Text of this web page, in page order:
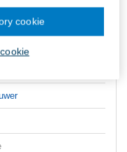
cookie